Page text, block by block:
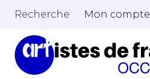
Recherche Mon compte